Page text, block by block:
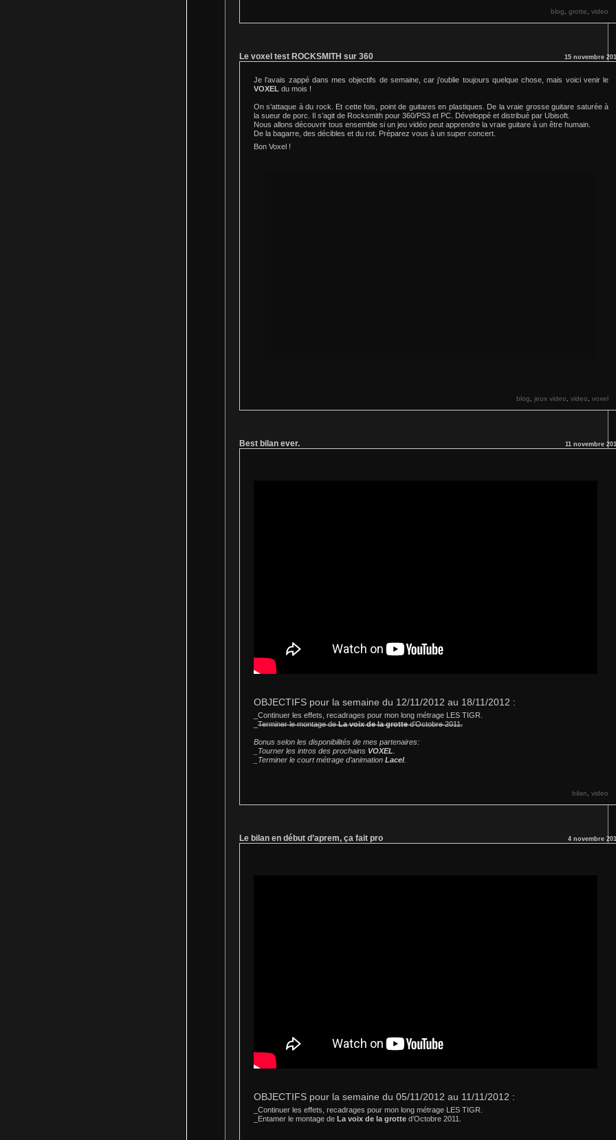
blog, grotte, video
Le voxel test ROCKSMITH sur 360 15 novembre
Je l’avais zappé dans mes objectifs de semaine, car j’oublie toujours quelque chose, mais voici venir le
VOXEL du mois !
On s’attaque à du rock. Et cette fois, point de guitares en plastiques. De la vraie grosse guitare saturée à
la sueur de porc. Il s’agit de Rocksmith pour 360/PS3 et PC. Développé et distribué par Ubisoft.
Nous allons découvrir tous ensemble si un jeu vidéo peut apprendre la vraie guitare à un être humain.
De la bagarre, des décibles et du rot. Préparez vous à un super concert.
Bon Voxel !
blog, jeux video, video, voxel
Best bilan ever. 11 novembre
OBJECTIFS pour la semaine du 12/11/2012 au 18/11/2012 :
Continuer les effets, recadrages pour mon long métrage LES TIGR.
Terminer le montage deLa voix de la grotted’Octobre 2011.
Bonus selon les disponibilités de mes partenaires:
_Tourner les intros des prochains VOXEL
_Terminer le court métrage d’animation Lacel.
bilan, video
Le bilan en début d’aprem, ça fait pro 4 novembre
OBJECTIFS pour la semaine du 05/11/2012 au 11/11/2012 :
Continuer les effets, recadrages pour mon long métrage LES TIGR.
Entamer le montage de La voix de la grotte d’Octobre 2011.